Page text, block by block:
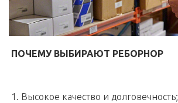
ПОЧЕМУ ВЫБИРАЮТ РЕБОРНОР
1. Высокое качество и долговечность;